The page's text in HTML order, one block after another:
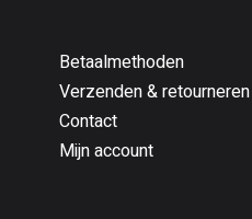
Betaalmethoden
Verzenden & retourneren
Contact
Mijn account